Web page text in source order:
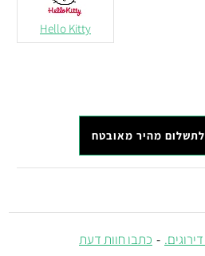
- כתבו חוות דעת
Hello Kitty
לתשלום מהיר מאובטח